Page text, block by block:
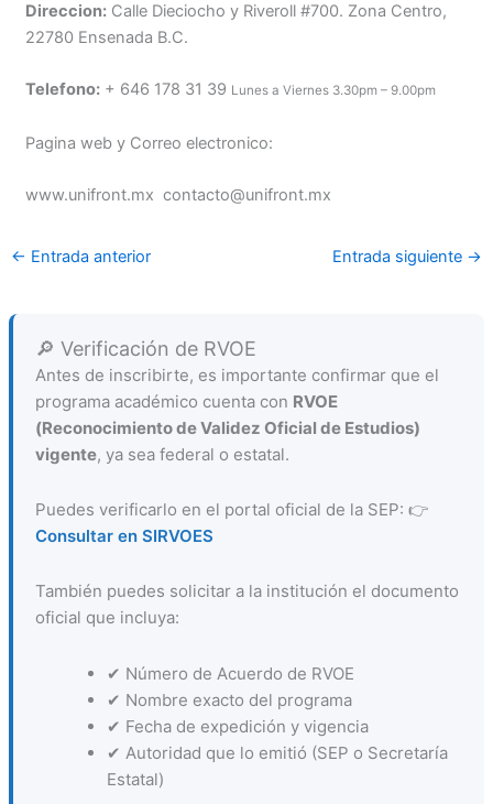
Direccion:Calle Dieciocho y Riveroll #700. Zona Centro,
22780 Ensenada B.C.
Telefono:+ 646 178 31 39 Lunes a Viernes 3.30pm – 9.00pm
Pagina web y Correo electronico:
www.unifront.mx contacto@unifront.mx
← Entrada anterior Entrada siguiente →
🔎 Verificación de RVOE
Antes de inscribirte, es importante confirmar que el
programa académico cuenta con RVOE
(Reconocimiento de Validez Oficial de Estudios)
vigente, ya sea federal o estatal.
Puedes verificarlo en el portal oficial de la SEP: 👉
Consultar en SIRVOES
También puedes solicitar a la institución el documento
oficial que incluya:
✔ Número de Acuerdo de RVOE
✔ Nombre exacto del programa
✔ Fecha de expedición y vigencia
✔ Autoridad que lo emitió (SEP o Secretaría
Estatal)